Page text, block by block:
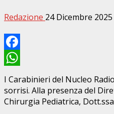
Redazione 24 Dicembre 2025
Facebook
WhatsApp
I Carabinieri del Nucleo
sorrisi. Alla presenza del
Chirurgia Pediatrica,